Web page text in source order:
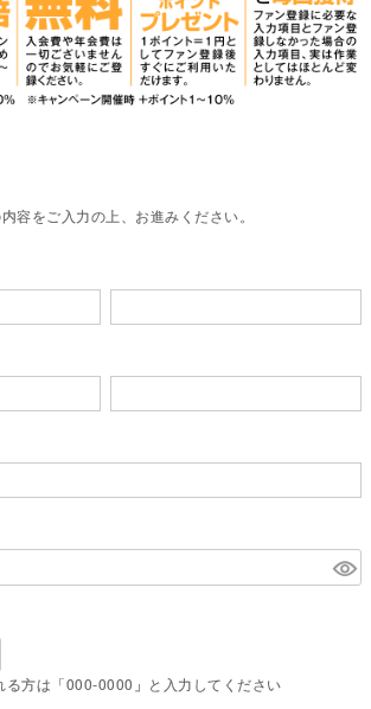
容をご入力の上、お進みください。
る方は「000-0000」と入力してください